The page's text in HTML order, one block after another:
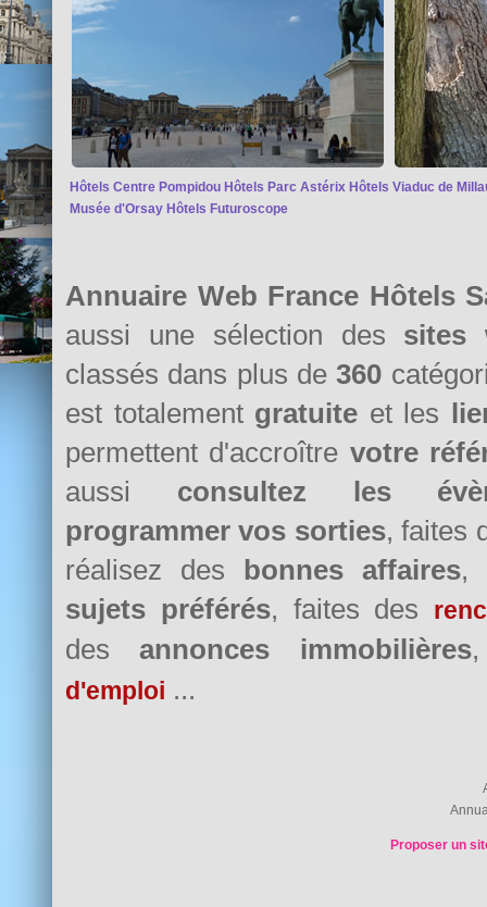
Hôtels Centre Pompidou Hôtels Parc Astérix Hôtels Viaduc de
Musée d'Orsay Hôtels Futuroscope
Annuaire Web France Hôtels
aussi une sélection des sites
classés dans plus de360
est totalement gratuite et les
permettent d'accroître votre
aussi consultez les
programmer vos sorties, faites
réalisez des
bonnes affaires,
sujets préférés, faites des
desannonces immobilières
d'emploi ...
Proposer un